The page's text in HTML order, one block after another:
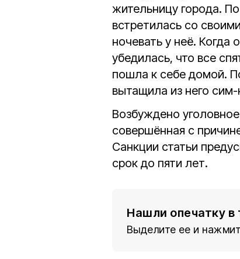
жительницу города.
встретилась со
ночевать у неё. Когда
убедилась, что все
пошла к себе домой.
вытащила из него
Возбуждено
совершённая с
Санкции статьи
срок до пяти лет.
Нашли опечатку в
Выделите ее и